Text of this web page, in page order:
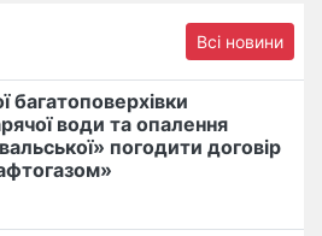
Всі новини
багатоповерхівки
води та опалення
погодити договір